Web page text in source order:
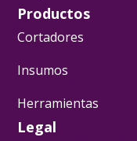
Productos
Cortadores
Insumos
Herramientas
Legal